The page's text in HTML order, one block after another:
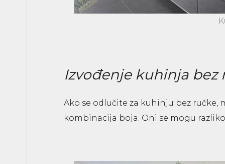
Izvođenje kuhinja bez
Ako se odlučite za kuhinju bez
kombinacija boja. Oni se mogu